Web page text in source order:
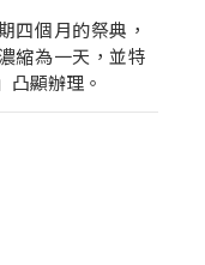
四個月的祭典，
縮為一天，並特
凸顯辦理。